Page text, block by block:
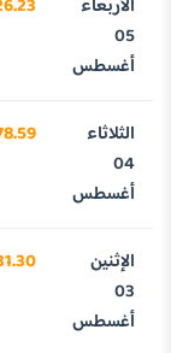
الأربعاء
05
أغسطس
الثلاثاء
04
أغسطس
الإثنين
03
أغسطس